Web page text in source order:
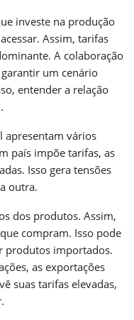
investe na produção
Assim, tarifas
A colaboração
um cenário
entender a relação
apresentam vários
país impõe tarifas, as
Isso gera tensões
outra.
dos produtos. Assim,
compram. Isso pode
produtos importados.
as exportações
suas tarifas elevadas,